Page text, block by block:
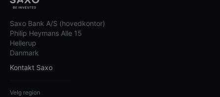
Saxo Bank A/S (hovedkontor)
Philip Heymans Alle 15
Hellerup
Danmark
Kontakt Saxo
Velg region